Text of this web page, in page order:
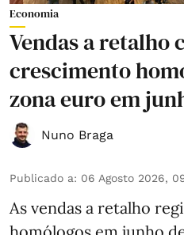
Economia
Vendas a retalho
crescimento
zona euro em
Nuno Braga
Publicado a: 06 Agosto 2026,
As vendas a retalho